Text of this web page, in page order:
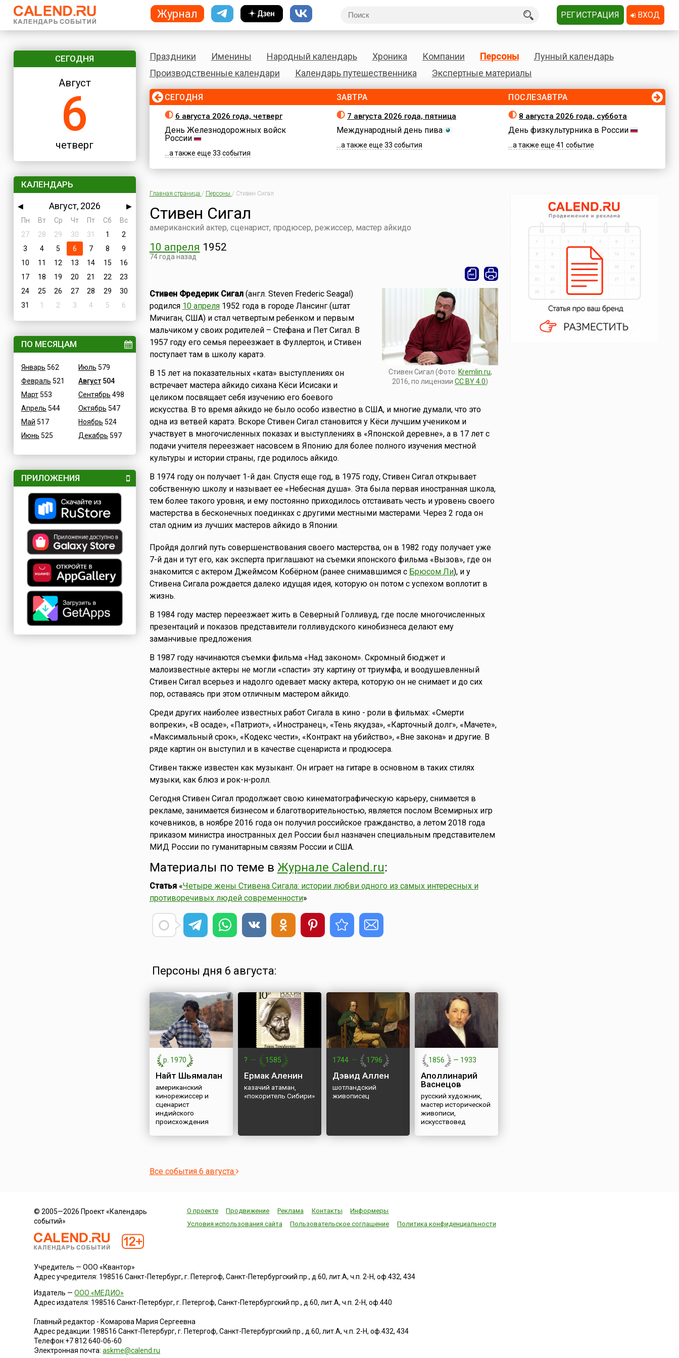
СЕГОДНЯ
Август
6
четверг
КАЛЕНДАРЬ
◀ Август, 2026
▶
Пн
Вт Ср Чт Пт Сб
Вс
27
28 29 30 31 1
2
3
4 5 6 7 8
9
10
11 12 13 14 15
16
17
18 19 20 21 22
23
24
25 26 27 28 29
30
31
1 2 3 4 5 6
ПО МЕСЯЦАМ
Январь 562
Февраль 521
Март553
Апрель 544
Май 517
Июнь 525
Июль 579
Август504
Сентябрь 498
Октябрь 547
Ноябрь 524
Декабрь 597
ПРИЛОЖЕНИЯ
Праздники Именины Народный календарь Хроника Компании Персоны
Лунный календарь
Производственные календари
Календарь путешественника Экспертные материалы
СЕГОДНЯ
6 августа 2026 года, четверг
День Железнодорожных войск
России
...а также еще 33 события
ЗАВТРА
7 августа 2026 года, пятница
Международный день пива
...а также еще 33 события
ПОСЛЕЗАВТРА
8 августа 2026 года, суббота
День физкультурника в России
...а также еще 41 событие
Главная страница / Персоны / Стивен Сигал
Стивен Сигал
американский актер, сценарист, продюсер, режиссер, мастер айкидо
10 апреля 1952
74 года назад
Стивен Сигал (Фото: Kremlin.ru,
2016, по лицензииCC BY 4.0)
Стивен Фредерик Сигал(англ. Steven Frederic Seagal)
родился 10 апреля1952 года в городе Лансинг (штат
Мичиган, США) и стал четвертым ребенком и первым
мальчиком у своих родителей – Стефана и Пет Сигал. В
1957 году его семья переезжает в Фуллертон, и Стивен
поступает там в школу каратэ.
В 15 лет на показательных «ката» выступлениях он
встречает мастера айкидо сихана Кёси Исисаки и
целиком посвящает себя изучению его боевого
искусства. В то время айкидо не было особо известно в США, и многие думали, что это
одна из ветвей каратэ. Вскоре Стивен Сигал становится у Кёси лучшим учеником и
участвует в многочисленных показах и выступлениях в «Японской деревне», а в 17 лет с
подачи учителя переезжает насовсем в Японию для более полного изучения местной
культуры и истории страны, где родилось айкидо.
В 1974 году он получает 1-й дан. Спустя еще год, в 1975 году, Стивен Сигал открывает
собственную школу и называет ее «Небесная душа». Эта была первая иностранная школа,
тем более такого уровня, и ему постоянно приходилось отстаивать честь и уровень своего
мастерства в бесконечных поединках с другими местными мастерами. Через 2 года он
стал одним из лучших мастеров айкидо в Японии.
Пройдя долгий путь совершенствования своего мастерства, он в 1982 году получает уже
7-й дан и тут его, как эксперта приглашают на съемки японского фильма «Вызов», где он
знакомится с актером Джеймсом Кобёрном (ранее снимавшимся с Брюсом Ли), и у
Стивена Сигала рождается далеко идущая идея, которую он потом с успехом воплотит в
жизнь.
В 1984 году мастер переезжает жить в Северный Голливуд, где после многочисленных
презентаций и показов представители голливудского кинобизнеса делают ему
заманчивые предложения.
В 1987 году начинаются съемки фильма «Над законом». Скромный бюджет и
малоизвестные актеры не могли «спасти» эту картину от триумфа, и воодушевленный
Стивен Сигал всерьез и надолго одевает маску актера, которую он не снимает и до сих
пор, оставаясь при этом отличным мастером айкидо.
Среди других наиболее известных работ Сигала в кино - роли в фильмах: «Смерти
вопреки», «В осаде», «Патриот», «Иностранец», «Тень якудза», «Карточный долг», «Мачете»,
«Максимальный срок», «Кодекс чести», «Контракт на убийство», «Вне закона» и другие. В
ряде картин он выступил и в качестве сценариста и продюсера.
Стивен также известен как музыкант. Он играет на гитаре в основном в таких стилях
музыки, как блюз и рок-н-ролл.
Сегодня Стивен Сигал продолжает свою кинематографическую карьеру, снимается в
рекламе, занимается бизнесом и благотворительностью, является послом Всемирных игр
кочевников, в ноябре 2016 года он получил российское гражданство, а летом 2018 года
приказом министра иностранных дел России был назначен специальным представителем
МИД России по гуманитарным связям России и США.
Материалы по теме в Журнале Calend.ru:
Статья«Четыре жены Стивена Сигала: истории любви одного из самых интересных и
противоречивых людей современности»
Персоны дня 6 августа:
р. 1970
Найт Шьямалан
американский
кинорежиссер и
сценарист
индийского
происхождения
? — 1585
Ермак Аленин
казачий атаман,
«покоритель Сибири»
1744 — 1796
Дэвид Аллен
шотландский
живописец
1856 — 1933
Аполлинарий
Васнецов
русский художник,
мастер исторической
живописи,
искусствовед
Все события 6 августа
© 2005—2026 Проект «Календарь
событий»
О проекте Продвижение Реклама Контакты
Информеры
Условия использования сайта
Пользовательское соглашение Политика конфиденциальности
Учредитель — ООО «Квантор»
Адрес учредителя: 198516 Санкт-Петербург, г. Петергоф, Санкт-Петербургский пр., д.60, лит.А, ч.п. 2-Н, оф.432, 434
Издатель —ООО «МЕДИО»
Адрес издателя: 198516 Санкт-Петербург, г. Петергоф, Санкт-Петербургский пр., д.60, лит.А, ч.п. 2-Н, оф.440
Главный редактор - Комарова Мария Сергеевна
Адрес редакции: 198516 Санкт-Петербург, г. Петергоф,Санкт-Петербургский пр., д.60, лит.А, ч.п. 2-Н, оф.432, 434
Телефон:+7 812 640-06-60
Электронная почта:askme@calend.ru
Журнал РЕГИСТРАЦИЯ ВХОД